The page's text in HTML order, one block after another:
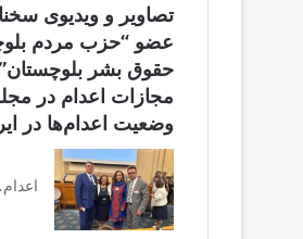
تصاویر و ویدیوی
عضو “حزب مردم
حقوق بشر بلوچستان”
مجازات اعدام در
وضعیت اعدام‌ها در